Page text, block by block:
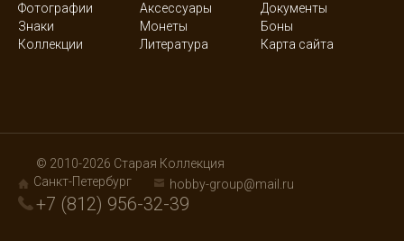
Фотографии
Аксессуары
Документы
Знаки
Монеты
Боны
Коллекции
Литература Карта сайта
© 2010-2026 Старая Коллекция
Санкт-Петербург
hobby-group@mail.ru
+7 (812) 956-32-39